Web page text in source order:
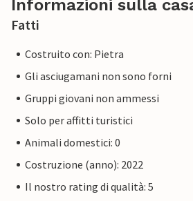
Informazioni sulla
Fatti
Costruito con: Pietra
Gli asciugamani non sono forni
Gruppi giovani non ammessi
Solo per affitti turistici
Animali domestici: 0
Costruzione (anno): 2022
Il nostro rating di qualità: 5